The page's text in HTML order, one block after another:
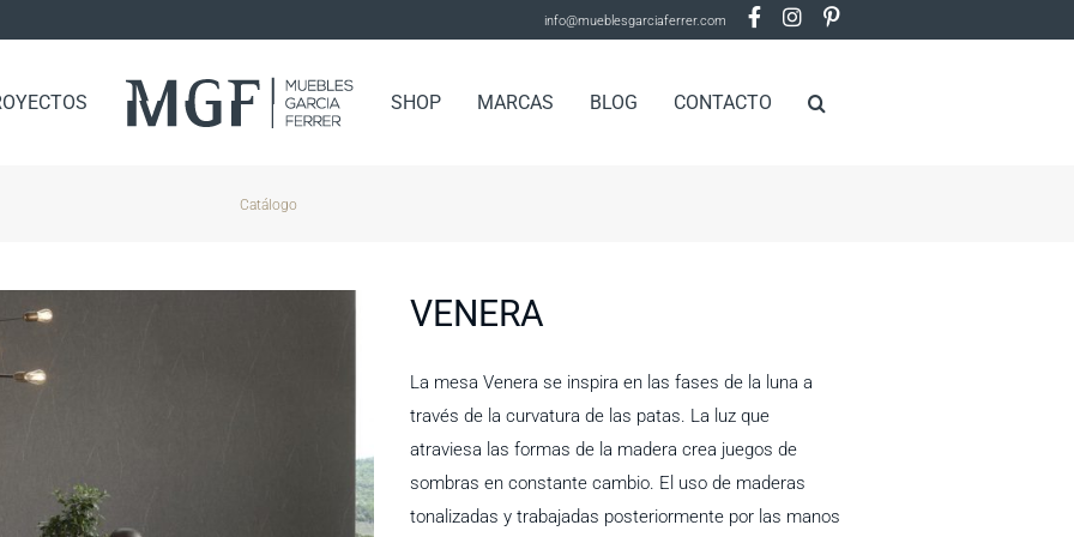
info@mueblesgarciaferrer.com
SHOP MARCAS BLOG CONTACTO
Catálogo
VENERA
La mesa Venera se inspira en las fases de la luna a
través de la curvatura de las patas. La luz que
atraviesa las formas de la madera crea juegos de
sombras en constante cambio. El uso de maderas
tonalizadas y trabajadas posteriormente por las manos